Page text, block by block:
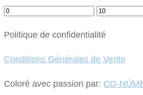
Prix
Prix
Politique de confidentialité
Conditions Générales de Vente
Coloré avec passion par: CG-